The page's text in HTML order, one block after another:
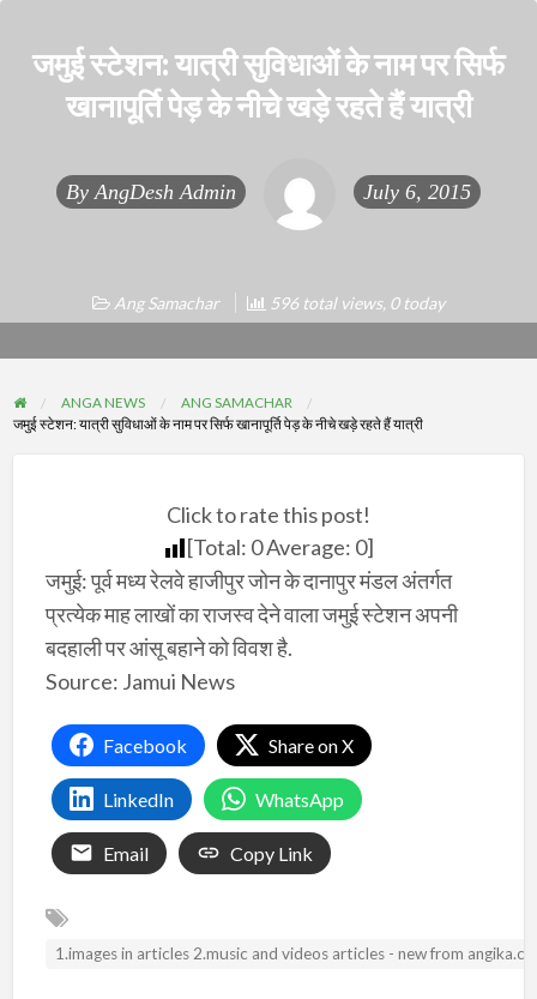
जमुई स्टेशन: यात्री सुविधाओं के नाम पर सिर्फ
खानापूर्ति पेड़ के नीचे खड़े रहते हैं यात्री
By AngDesh Admin July 6, 2015
Ang Samachar 596 total views, 0 today
ANGA NEWS
ANG SAMACHAR
जमुई स्टेशन: यात्री सुविधाओं के नाम पर सिर्फ खानापूर्ति पेड़ के नीचे खड़े रहते हैं यात्री
Click to rate this post!
[Total: 0Average: 0]
जमुई: पूर्व मध्य रेलवे हाजीपुर जोन के दानापुर मंडल अंतर्गत
प्रत्येक माह लाखों का राजस्व देने वाला जमुई स्टेशन अपनी
बदहाली पर आंसू बहाने को विवश है.
Source: Jamui News
Facebook Share on X
LinkedIn WhatsApp
Email Copy Link
1.images in articles 2.music and videos articles - new from